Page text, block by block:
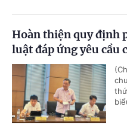
Hoàn thiện quy định
luật đáp ứng yêu cầu